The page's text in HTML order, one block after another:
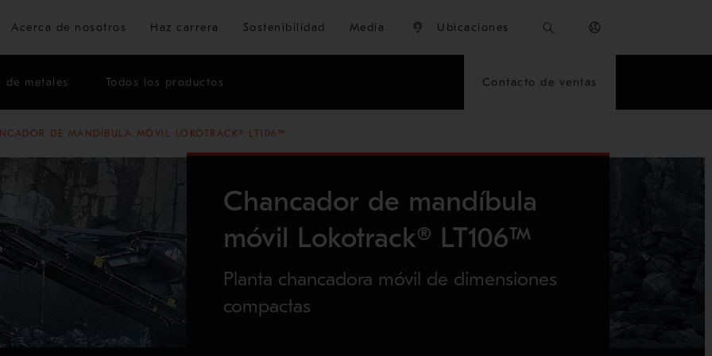
Ir al contenido principal
Acerca de nosotros Haz carrera Sostenibilidad Media Ubicaciones
de metales Todos los productos Contacto de ventas
MÓVILES LOKOTRACK® DE LA SERIE LT
DE MANDÍBULA MÓVIL LOKOTRACK® LT106™
Chancador de mandíbula
móvil Lokotrack® LT106™
Planta chancadora móvil de dimensiones
compactas